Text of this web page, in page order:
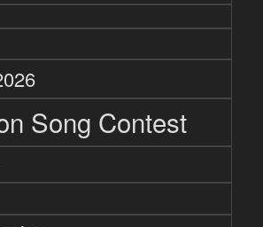
Song Contest